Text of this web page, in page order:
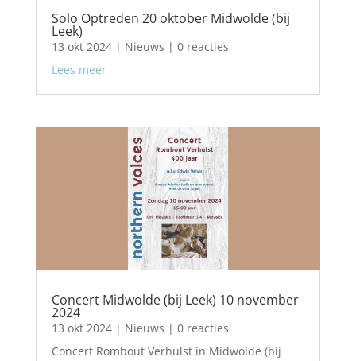
Solo Optreden 20 oktober Midwolde (bij
Leek)
13 okt 2024| Nieuws | 0 reacties
Lees meer
Concert Midwolde (bij Leek) 10 november
2024
13 okt 2024| Nieuws | 0 reacties
Concert Rombout Verhulst in Midwolde (bij